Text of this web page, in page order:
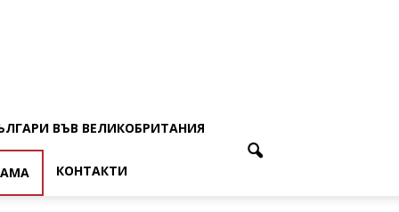
ВЪВ ВЕЛИКОБРИТАНИЯ
КОНТАКТИ